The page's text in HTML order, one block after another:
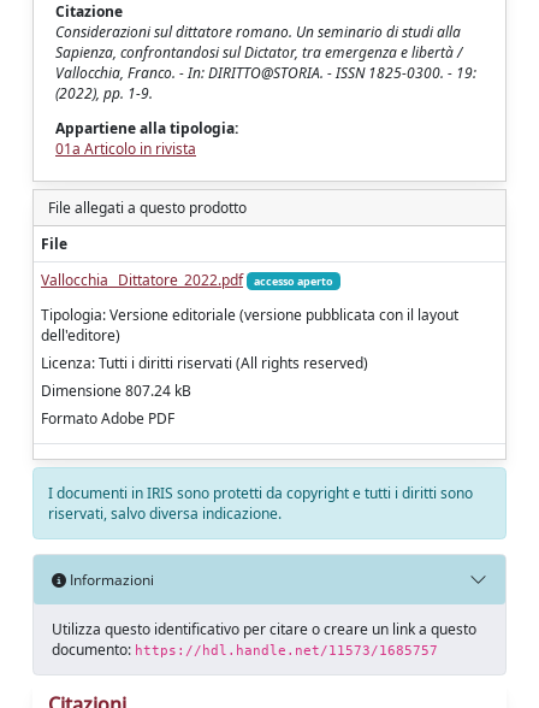
Citazione
Considerazioni sul dittatore romano. Un seminario di studi alla
Sapienza, confrontandosi sul Dictator, tra emergenza e libertà /
Vallocchia, Franco. - In: DIRITTO@STORIA. - ISSN 1825-0300. - 19:
(2022), pp. 1-9.
Appartiene alla tipologia:
01a Articolo in rivista
File allegati a questo prodotto
File
Vallocchia_ Dittatore_2022.pdf
accesso aperto
Tipologia: Versione editoriale (versione pubblicata con il layout
dell'editore)
Licenza: Tutti i diritti riservati (All rights reserved)
Dimensione 807.24 kB
Formato Adobe PDF
I documenti in IRIS sono protetti da copyright e tutti i diritti sono
riservati, salvo diversa indicazione.
Informazioni
Utilizza questo identificativo per citare o creare un link a questo
documento: https://hdl.handle.net/11573/1685757